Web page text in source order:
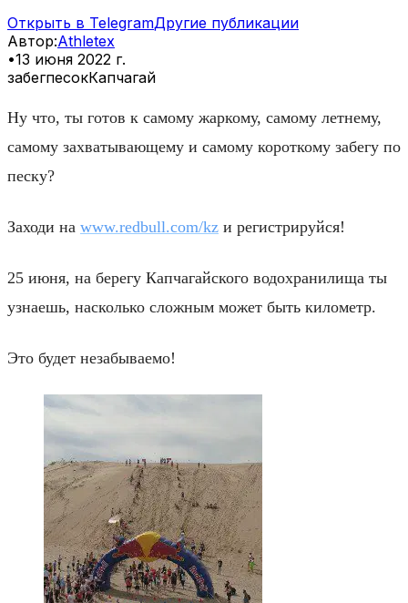
Открыть в TelegramДругие публикации
Автор:Athletex
•13 июня 2022 г.
забегпесокКапчагай
Ну что, ты готов к самому жаркому, самому летнему,
самому захватывающему и самому короткому забегу по
песку?
Заходи на www.redbull.com/kz и регистрируйся!
25 июня, на берегу Капчагайского водохранилища ты
узнаешь, насколько сложным может быть километр.
Это будет незабываемо!